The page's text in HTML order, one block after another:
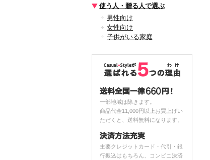
使う人・贈る人で選ぶ
男性向け
女性向け
子供がいる家庭
一部地域は除きます。
商品代金11,000円以上お買上げい
ただくと、送料無料になります。
主要クレジットカード・代引・銀
行振込はもちろん、コンビニ決済